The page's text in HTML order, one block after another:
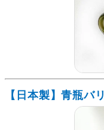
【日本製】青瓶バ